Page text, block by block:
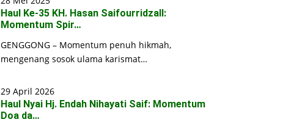
Haul Ke-35 KH. Hasan Saifourridzall:
Momentum Spir…
GENGGONG – Momentum penuh hikmah,
mengenang sosok ulama karismat…
29 April 2026
Haul Nyai Hj. Endah Nihayati Saif: Momentum
Doa da…